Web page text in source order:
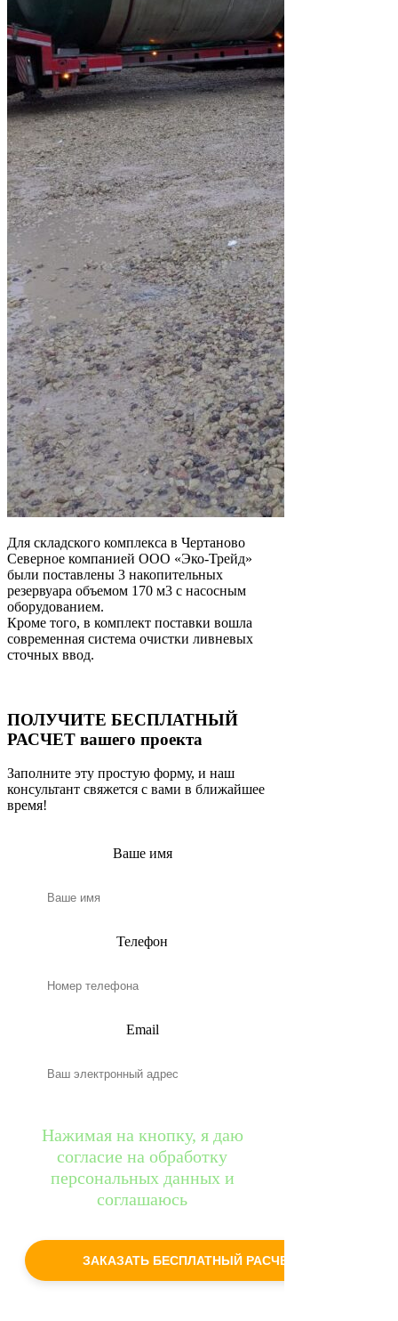
Для складского комплекса в Чертаново
Северное компанией ООО «Эко-Трейд»
были поставлены 3 накопительных
резервуара объемом 170 м3 с насосным
оборудованием.
Кроме того, в комплект поставки вошла
современная система очистки ливневых
сточных ввод.
ПОЛУЧИТЕ БЕСПЛАТНЫЙ
РАСЧЕТ вашего проекта
Заполните эту простую форму, и наш
консультант свяжется с вами в ближайшее
время!
Ваше имя
Телефон
Email
Нажимая на кнопку, я даю
согласие на обработку
персональных данных и
соглашаюсь
ЗАКАЗАТЬ БЕСПЛАТНЫЙ РАСЧЕТ